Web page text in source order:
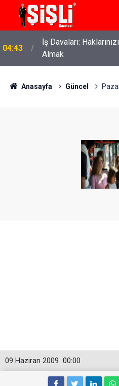
04:43
İş Davaları:
Almak
Anasayfa Güncel
00:00
09 Haziran 2009